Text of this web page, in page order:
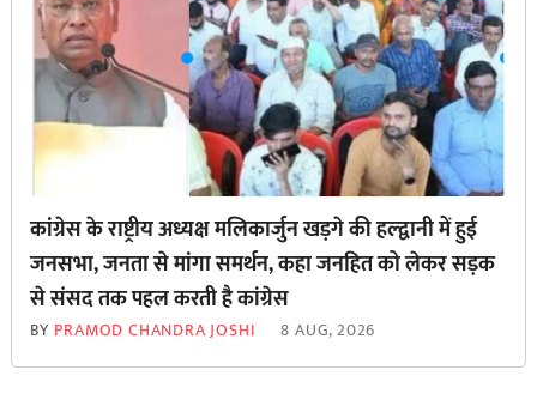
कांग्रेस के राष्ट्रीय अध्यक्ष मलिकार्जुन खड़गे की हल्द्वानी में हुई
जनसभा, जनता से मांगा समर्थन, कहा जनहित को लेकर सड़क
से ‌संसद तक पहल करती है कांग्रेस
BY PRAMOD CHANDRA JOSHI 8 AUG, 2026